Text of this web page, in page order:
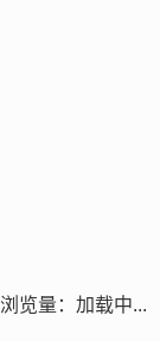
浏览量： 加载中...